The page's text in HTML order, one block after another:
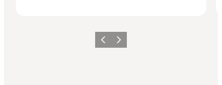
Vorherige Folie
Nächste Folie